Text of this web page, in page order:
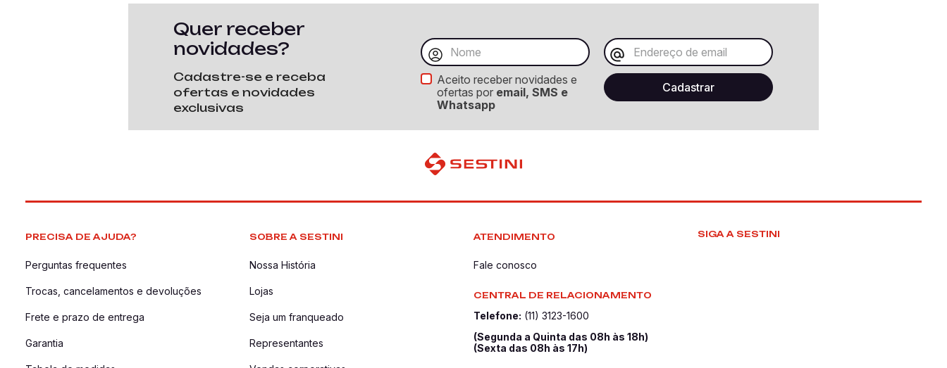
Quer receber
novidades?
Cadastre-se e receba
ofertas e novidades
exclusivas
Aceito receber novidades e
ofertas por email, SMS e
Whatsapp
PRECISA DE AJUDA?
Perguntas frequentes
Trocas, cancelamentos e devoluções
Frete e prazo de entrega
Garantia
SOBRE A SESTINI
Nossa História
Lojas
Seja um franqueado
Representantes
ATENDIMENTO
Fale conosco
CENTRAL DE RELACIONAMENTO
Telefone: (11) 3123-1600
(Segunda a Quinta das 08h às 18h)
(Sexta das 08h às 17h)
SIGA A SESTINI